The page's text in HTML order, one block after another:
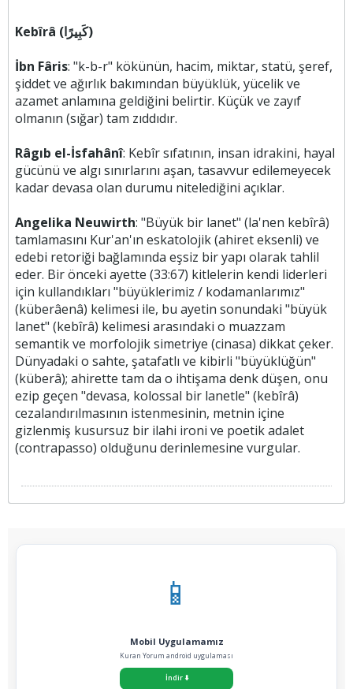
Kebîrâ (كَبِيرًا)
İbn Fâris: "k-b-r" kökünün, hacim, miktar, statü, şeref,
şiddet ve ağırlık bakımından büyüklük, yücelik ve
azamet anlamına geldiğini belirtir. Küçük ve zayıf
olmanın (sığar) tam zıddıdır.
Râgıb el-İsfahânî: Kebîr sıfatının, insan idrakini, hayal
gücünü ve algı sınırlarını aşan, tasavvur edilemeyecek
kadar devasa olan durumu nitelediğini açıklar.
Angelika Neuwirth: "Büyük bir lanet" (la'nen kebîrâ)
tamlamasını Kur'an'ın eskatolojik (ahiret eksenli) ve
edebi retoriği bağlamında eşsiz bir yapı olarak tahlil
eder. Bir önceki ayette (33:67) kitlelerin kendi liderleri
için kullandıkları "büyüklerimiz / kodamanlarımız"
(küberâenâ) kelimesi ile, bu ayetin sonundaki "büyük
lanet" (kebîrâ) kelimesi arasındaki o muazzam
semantik ve morfolojik simetriye (cinasa) dikkat çeker.
Dünyadaki o sahte, şatafatlı ve kibirli "büyüklüğün"
(küberâ); ahirette tam da o ihtişama denk düşen, onu
ezip geçen "devasa, kolossal bir lanetle" (kebîrâ)
cezalandırılmasının istenmesinin, metnin içine
gizlenmiş kusursuz bir ilahi ironi ve poetik adalet
(contrapasso) olduğunu derinlemesine vurgular.
📱
Mobil Uygulamamız
Kuran Yorum android uygulaması
İndir⬇️